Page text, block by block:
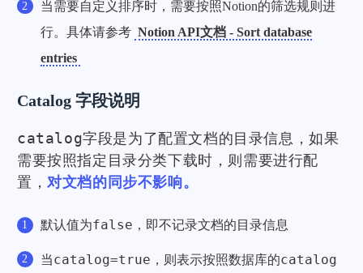
当需要自定义排序时，需要按照Notion的筛选规则进
行。具体请参考 Notion API文档 - Sort database
entries
Catalog 字段说明
catalog字段是为了配置文档的目录信息，如果
需要按照指定目录分类下载时，则需要进行配
置，对文档的同步不影响。
默认值为false ，即不记录文档的目录信息
当catalog=true ，则表示按照数据库的catalog